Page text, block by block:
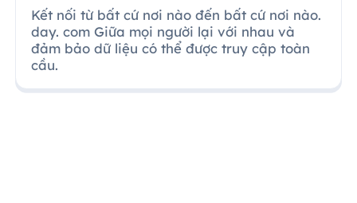
Kết nối từ bất cứ nơi nào đến bất cứ nơi nào.
day. com Giữa mọi người lại với nhau và
đảm bảo dữ liệu có thể được truy cập toàn
cầu.